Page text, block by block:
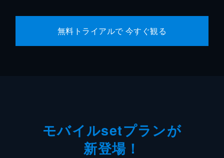
無料トライアルで 今すぐ観る
モバイルsetプランが
新登場！